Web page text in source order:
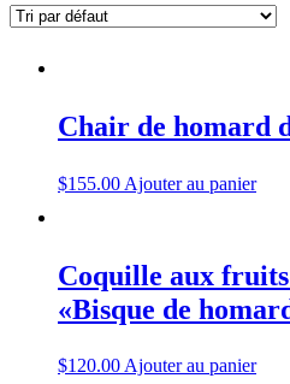
Chair de homard
$155.00 Ajouter au panier
Coquille aux fruits
«Bisque de
$120.00Ajouter au panier